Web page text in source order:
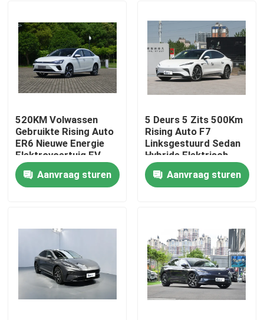
Over ons
Fabrieksreis
Kwaliteitscontrole
Contacteer ons
Vraag een offerte aan
Elektrisch voertuig
520KM Volwassen
Gebruikte Rising Auto
ER6 Nieuwe Energie
Elektrovoertuig EV
Auto
Aanvraag sturen
5 Deurs 5 Zits 500Km
Rising Auto F7
Linksgestuurd Sedan
Hybride Elektrisch
Voertuig
Aanvraag sturen